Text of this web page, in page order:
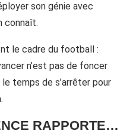
son génie avec
connaît.
le cadre du football :
n’est pas de foncer
temps de s’arrêter pour
RAPPORTE…